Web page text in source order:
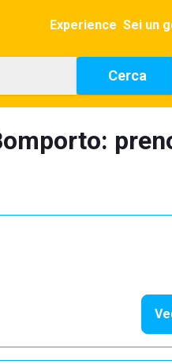
Experience Sei un
Cerca